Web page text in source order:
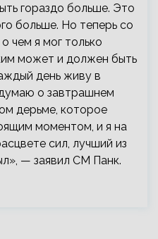
гораздо больше. Это
больше. Но теперь со
чем я мог только
может и должен быть
день живу в
о завтрашнем
дерьме, которое
моментом, и я на
сил, лучший из
— заявил СМ Панк.